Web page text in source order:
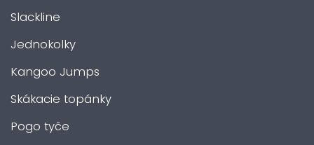
Slackline
Jednokolky
Kangoo Jumps
Skákacie topánky
Pogo tyče